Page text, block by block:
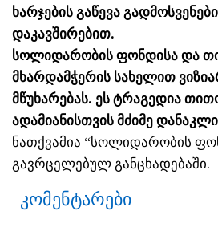
ხარჯების გაწევა
დაკავშირებით.
სოლიდარობის ფონდისა და
მხარდამჭერის სახელით
მწუხარებას. ეს ტრაგედია
ადამიანისთვის მძიმე
ნათქვამია “სოლიდარობის
გავრცელებულ განცხადებაში.
კომენტარები